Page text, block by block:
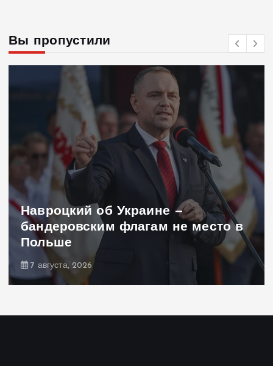
Вы пропустили
Навроцкий об Украине —
бандеровским флагам не место в
Польше
7 августа, 2026